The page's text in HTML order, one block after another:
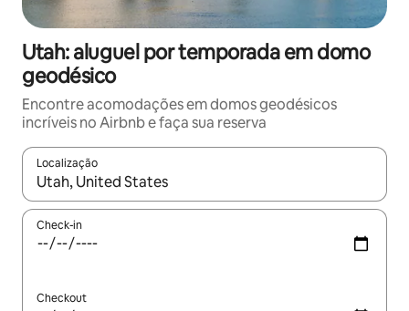
Utah: aluguel por temporada em domo
geodésico
Encontre acomodações em domos geodésicos
incríveis no Airbnb e faça sua reserva
Localização
Quando os resultados estiverem disponíveis, explore-os
Check-in
Checkout